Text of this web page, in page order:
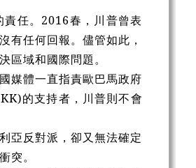
任。2016春，川普曾表
有任何回報。儘管如此，
區域和國際問題。
媒體一直指責歐巴馬政府
的支持者，川普則不會
亞反對派，卻又無法確定
突。